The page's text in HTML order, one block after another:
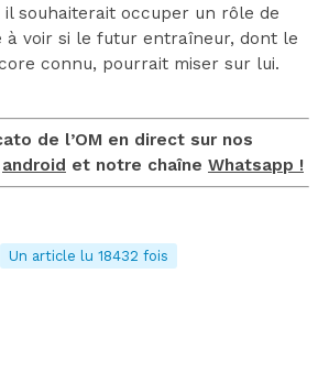
il souhaiterait occuper un rôle de
à voir si le futur entraîneur, dont le
connu, pourrait miser sur lui.
de l’OM en direct sur nos
android et notre chaîne Whatsapp !
Un article lu 18432 fois